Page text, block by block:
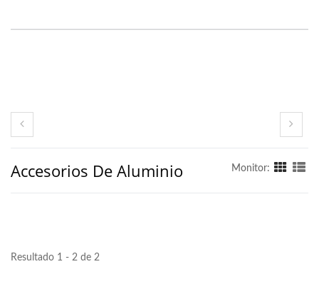
Accesorios De Aluminio Monitor:
Resultado 1 - 2 de 2